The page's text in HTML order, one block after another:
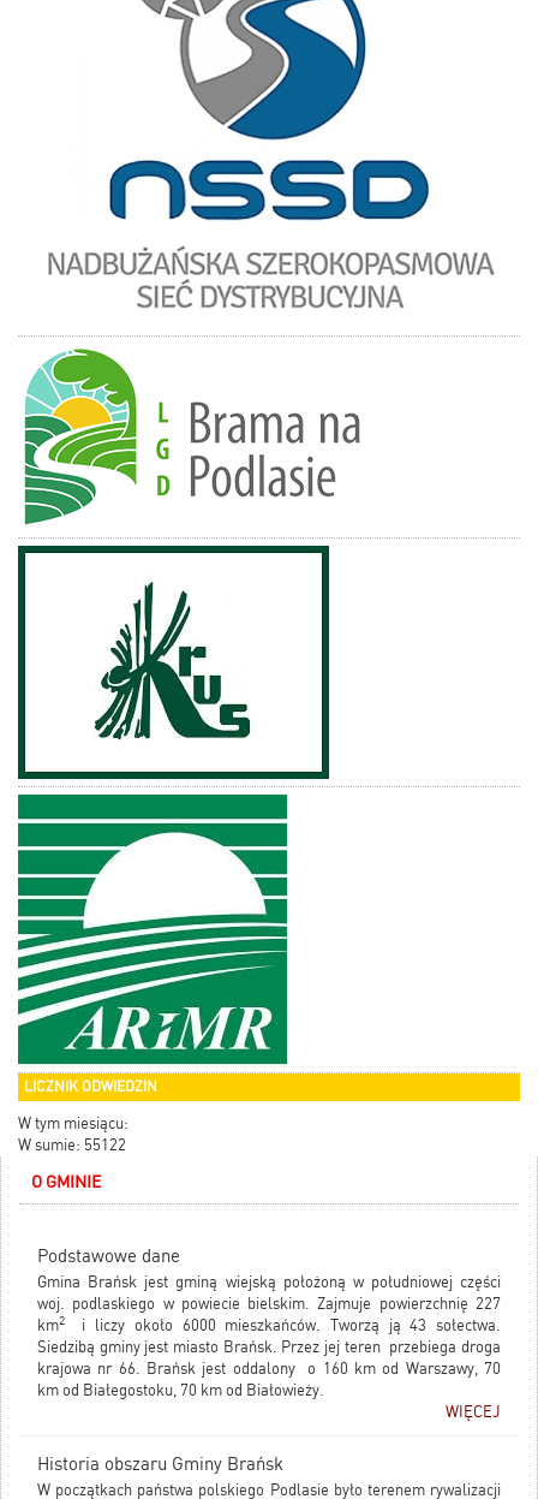
LICZNIK ODWIEDZIN
W tym miesiącu:
W sumie: 55122
O GMINIE
Podstawowe dane
Gmina Brańsk jest gminą wiejską położoną w południowej części
woj. podlaskiego w powiecie bielskim. Zajmuje powierzchnię 227
km2
i liczy około 6000 mieszkańców. Tworzą ją 43 sołectwa.
Siedzibą gminy jest miasto Brańsk. Przez jej teren przebiega droga
krajowa nr 66. Brańsk jest oddalony o 160 km od Warszawy, 70
km od Białegostoku, 70 km od Białowieży.
WIĘCEJ
Historia obszaru Gminy Brańsk
W początkach państwa polskiego Podlasie było terenem rywalizacji